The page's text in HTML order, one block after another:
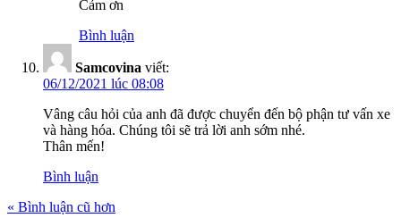
Cảm ơn
Bình luận
Samcovina viết:
06/12/2021 lúc 08:08
Vâng câu hỏi của anh đã được chuyển đến bộ phận tư vấn xe
và hàng hóa. Chúng tôi sẽ trả lời anh sớm nhé.
Thân mến!
Bình luận
« Bình luận cũ hơn